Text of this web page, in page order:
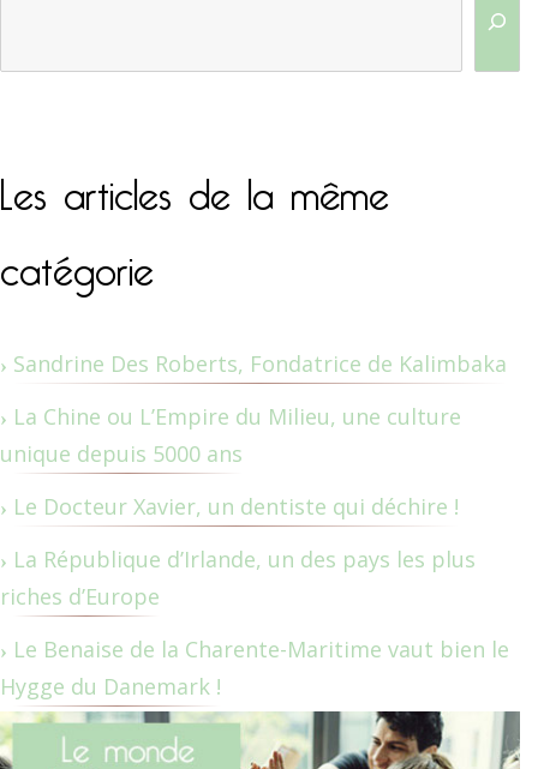
Les articles de la même
catégorie
Sandrine Des Roberts, Fondatrice de Kalimbaka
La Chine ou L’Empire du Milieu, une culture
unique depuis 5000 ans
Le Docteur Xavier, un dentiste qui déchire !
La République d’Irlande, un des pays les plus
riches d’Europe
Le Benaise de la Charente-Maritime vaut bien le
Hygge du Danemark !